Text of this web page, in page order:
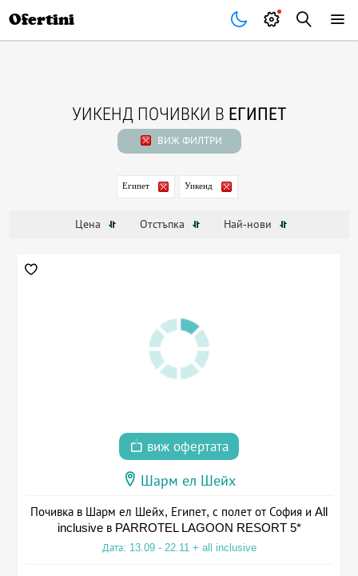
Ofertini
УИКЕНД ПОЧИВКИ В ЕГИПЕТ
ВИЖ ФИЛТРИ
Египет Уикенд
Цена Отстъпка Най-нови
виж офертата
Шарм ел Шейх
Почивка в Шарм ел Шейх, Египет, с полет от София и All
inclusive в PARROTEL LAGOON RESORT 5*
Дата: 13.09 - 22.11 + all inclusive